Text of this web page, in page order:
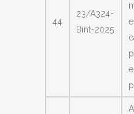
44
23/A324-
Bint-2025